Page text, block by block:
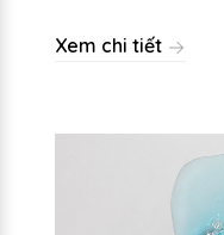
Xem chi tiết